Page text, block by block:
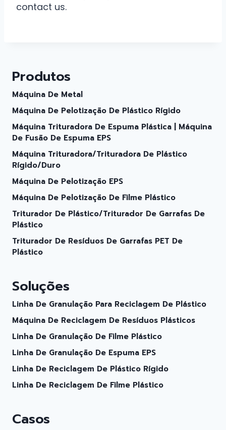
contact us.
Produtos
Máquina De Metal
Máquina De Pelotização De Plástico Rígido
Máquina Trituradora De Espuma Plástica | Máquina
De Fusão De Espuma EPS
Máquina Trituradora/trituradora De Plástico
Rígido/duro
Máquina De Pelotização EPS
Máquina De Pelotização De Filme Plástico
Triturador De Plástico/triturador De Garrafas De
Plástico
Triturador De Resíduos De Garrafas PET De
Plástico
Soluções
Linha De Granulação Para Reciclagem De Plástico
Máquina De Reciclagem De Resíduos Plásticos
Linha De Granulação De Filme Plástico
Linha De Granulação De Espuma EPS
Linha De Reciclagem De Plástico Rígido
Linha De Reciclagem De Filme Plástico
Casos